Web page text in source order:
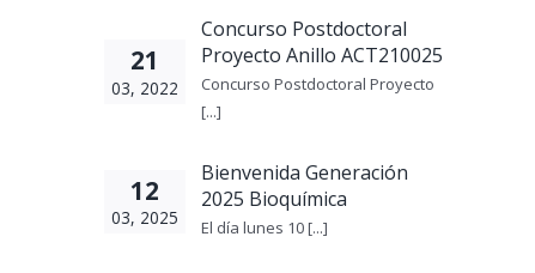
21
03, 2022
Concurso Postdoctoral
Proyecto Anillo ACT210025
Concurso Postdoctoral Proyecto
[...]
12
03, 2025
Bienvenida Generación
2025 Bioquímica
El día lunes 10 [...]